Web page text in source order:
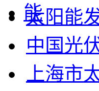
太阳能
中国光
上海市